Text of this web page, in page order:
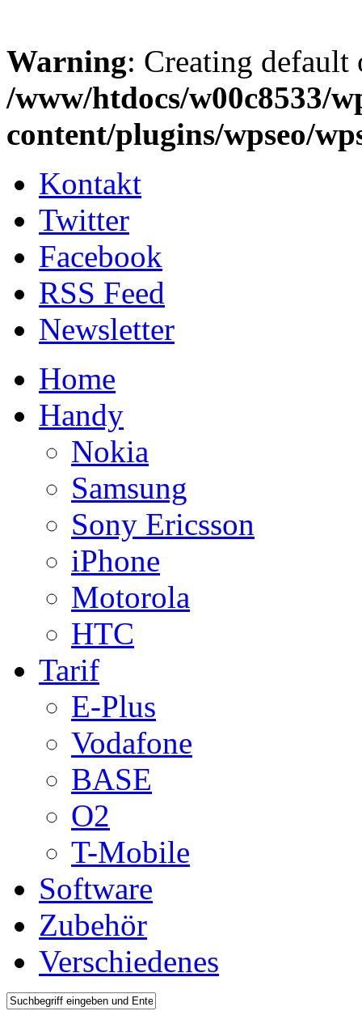
Warning: Creating
/www/htdocs/w00c8533/
content/plugins/wpseo/
Kontakt
Twitter
Facebook
RSS Feed
Newsletter
Home
Handy
Nokia
Samsung
Sony Ericsson
iPhone
Motorola
HTC
Tarif
E-Plus
Vodafone
BASE
O2
T-Mobile
Software
Zubehör
Verschiedenes